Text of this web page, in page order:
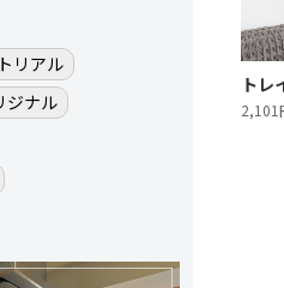
トレ
2,101
リアル
ジナル